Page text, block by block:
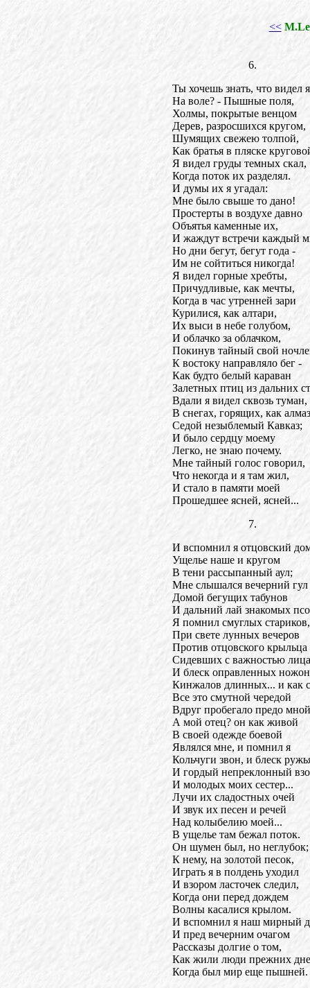
<<
6.
Ты хочешь знать, что видел я
На воле? - Пышные поля,
Холмы, покрытые венцом
Дерев, разросшихся кругом,
Шумящих свежею толпой,
Как братья в пляске
Я видел груды темных скал,
Когда поток их разделял.
И думы их я угадал:
Мне было свыше то дано!
Простерты в воздухе давно
Объятья каменные их,
И жаждут встречи каждый
Но дни бегут, бегут года -
Им не сойтиться никогда!
Я видел горные хребты,
Причудливые, как мечты,
Когда в час утренней зари
Курилися, как алтари,
Их выси в небе голубом,
И облачко за облачком,
Покинув тайный свой
К востоку направляло бег -
Как будто белый караван
Залетных птиц из дальних
Вдали я видел сквозь туман,
В снегах, горящих, как
Седой незыблемый Кавказ;
И было сердцу моему
Легко, не знаю почему.
Мне тайный голос говорил,
Что некогда и я там жил,
И стало в памяти моей
Прошедшее ясней, ясней...
7.
И вспомнил я отцовский
Ущелье наше и кругом
В тени рассыпанный аул;
Мне слышался вечерний гул
Домой бегущих табунов
И дальний лай знакомых
Я помнил смуглых стариков,
При свете лунных вечеров
Против отцовского крыльца
Сидевших с важностью
И блеск оправленных ножон
Кинжалов длинных... и как
Все это смутной чередой
Вдруг пробегало предо
А мой отец? он как живой
В своей одежде боевой
Являлся мне, и помнил я
Кольчуги звон, и блеск
И гордый непреклонный
И молодых моих сестер...
Лучи их сладостных очей
И звук их песен и речей
Над колыбелию моей...
В ущелье там бежал поток.
Он шумен был, но неглубок;
К нему, на золотой песок,
Играть я в полдень уходил
И взором ласточек следил,
Когда они перед дождем
Волны касалися крылом.
И вспомнил я наш мирный
И пред вечерним очагом
Рассказы долгие о том,
Как жили люди прежних
Когда был мир еще пышней.